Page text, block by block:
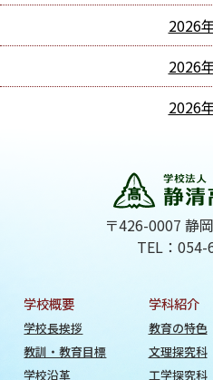
2026
2026
2026
〒426-0007 静
TEL：054-
学校概要
学校長挨拶
教訓・教育目標
学校沿革
学科紹介
教育の特色
文理探究科
工学探究科